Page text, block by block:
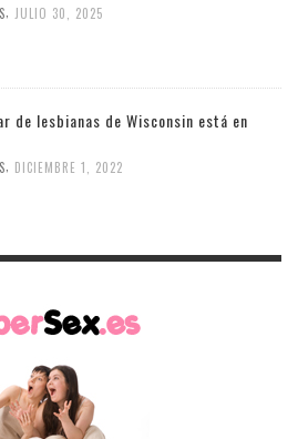
JULIO 30, 2025
de lesbianas de Wisconsin está en
DICIEMBRE 1, 2022